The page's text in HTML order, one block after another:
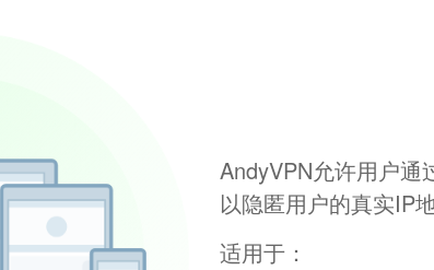
AndyVPN允许用户通
以隐匿用户的真实IP
适用于：